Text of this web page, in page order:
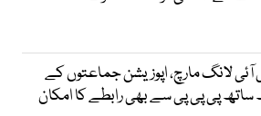
آئی لانگ مارچ، اپوزیشن جماعتوں کے
ساتھ پی پی پی سے بھی رابطے کا امکان